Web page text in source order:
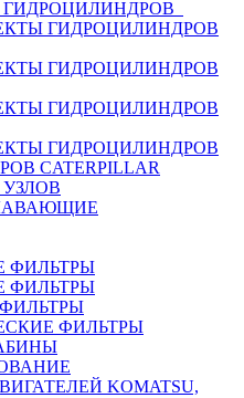
ГИДРОЦИЛИНДРОВ
ГИДРОЦИЛИНДРОВ
ГИДРОЦИЛИНДРОВ
ГИДРОЦИЛИНДРОВ
CATERPILLAR
ФИЛЬТРЫ
ФИЛЬТРЫ
ФИЛЬТРЫ
KOMATSU,